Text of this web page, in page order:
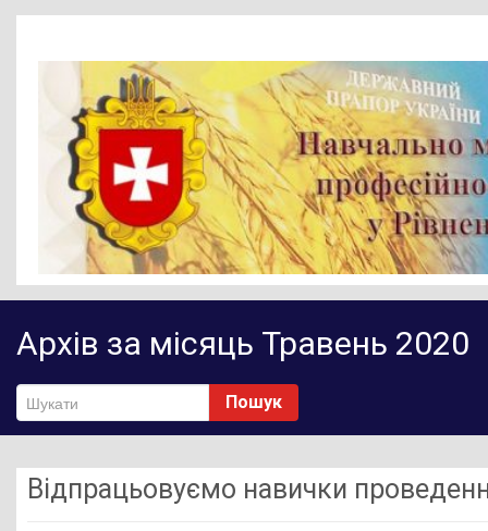
Головна
Новини
Діяльність НМЦ ПТО
Методичне забезпечення
Нормативно-правове забезпечення
Публічна інформація
Архів за місяць Травень 2020
Пошук
Відпрацьовуємо навички